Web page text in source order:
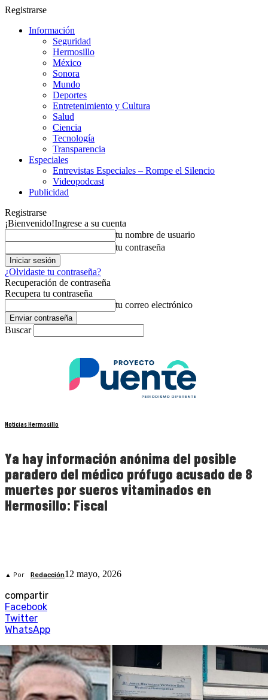
Registrarse
Información
Seguridad
Hermosillo
México
Sonora
Mundo
Deportes
Entretenimiento y Cultura
Salud
Ciencia
Tecnología
Transparencia
Especiales
Entrevistas Especiales – Rompe el Silencio
Videopodcast
Publicidad
Registrarse
¡Bienvenido!Ingrese a su cuenta
tu nombre de usuario
tu contraseña
¿Olvidaste tu contraseña?
Recuperación de contraseña
Recupera tu contraseña
tu correo electrónico
Buscar
Noticias Hermosillo
Ya hay información anónima del posible
paradero del médico prófugo acusado de 8
muertes por sueros vitaminados en
Hermosillo: Fiscal
▲ Por Redacción12 mayo, 2026
compartir
Facebook
Twitter
WhatsApp